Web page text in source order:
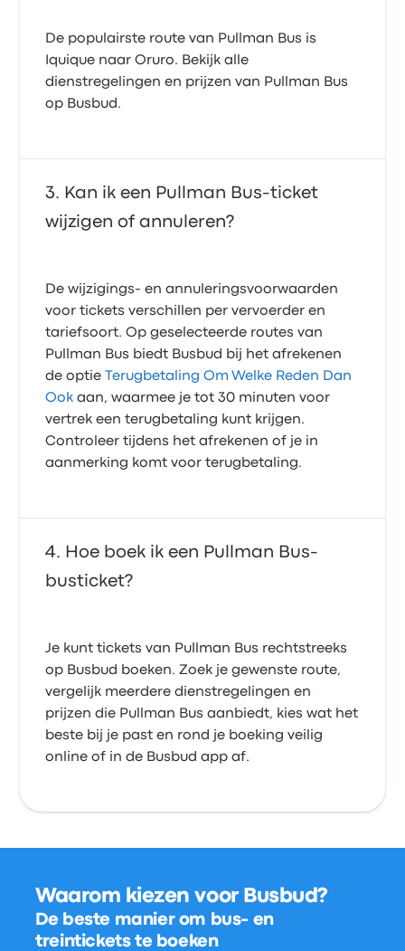
De populairste route van Pullman Bus is
Iquique naar Oruro. Bekijk alle
dienstregelingen en prijzen van Pullman Bus
op Busbud.
Kan ik een Pullman Bus-ticket
wijzigen of annuleren?
De wijzigings- en annuleringsvoorwaarden
voor tickets verschillen per vervoerder en
tariefsoort. Op geselecteerde routes van
Pullman Bus biedt Busbud bij het afrekenen
de optie
Terugbetaling Om Welke Reden Dan
Ook aan, waarmee je tot 30 minuten voor
vertrek een terugbetaling kunt krijgen.
Controleer tijdens het afrekenen of je in
aanmerking komt voor terugbetaling.
Hoe boek ik een Pullman Bus-
busticket?
Je kunt tickets van Pullman Bus rechtstreeks
op Busbud boeken. Zoek je gewenste route,
vergelijk meerdere dienstregelingen en
prijzen die Pullman Bus aanbiedt, kies wat het
beste bij je past en rond je boeking veilig
online of in de Busbud app af.
Waarom kiezen voor Busbud?
De beste manier om bus- en
treintickets te boeken